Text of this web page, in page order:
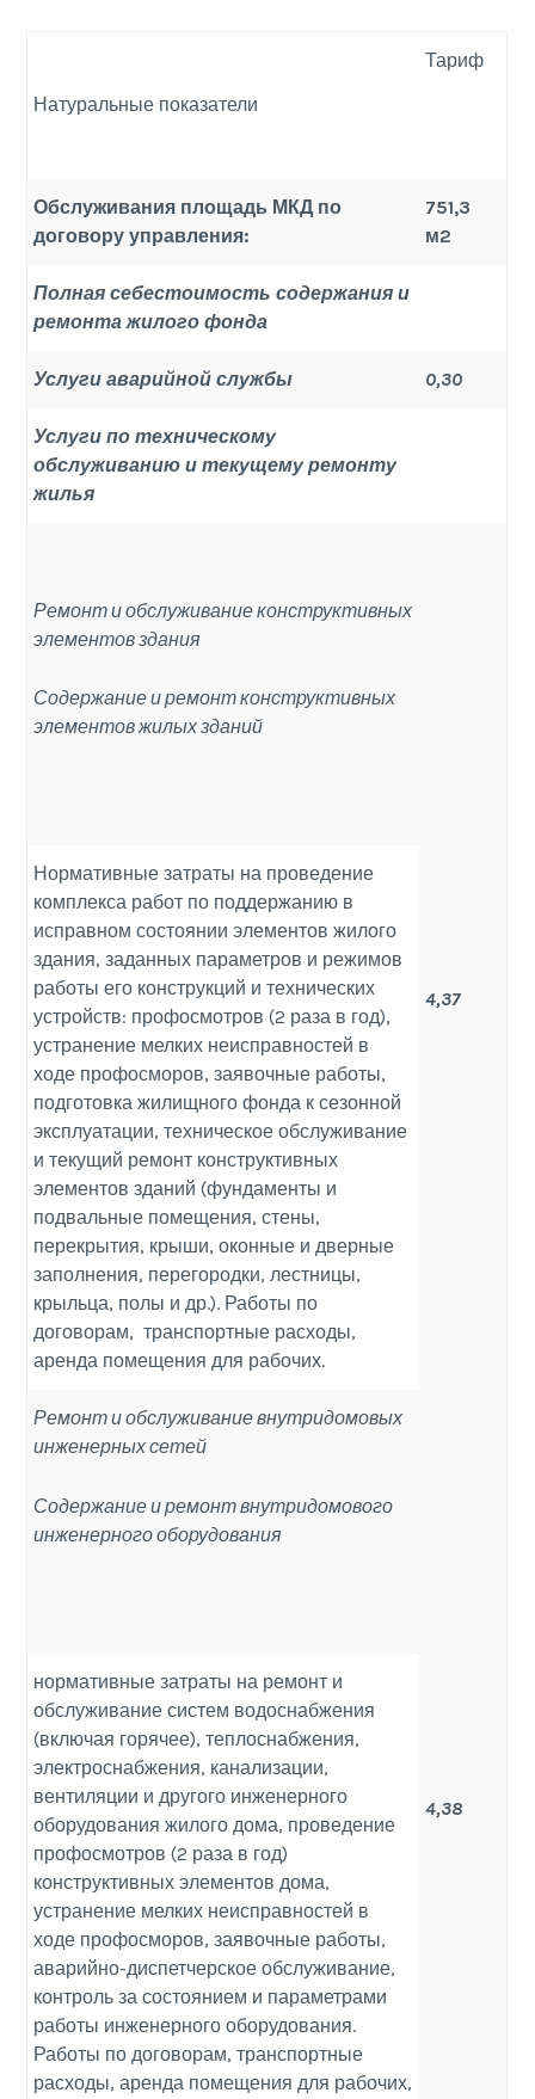
Натуральные показатели
Тариф
Обслуживания площадь МКД по
договору управления:
751,3
м2
Полная себестоимость содержания и
ремонта жилого фонда
Услуги аварийной службы 0,30
Услуги по техническому
обслуживанию и текущему ремонту
жилья
Ремонт и обслуживание конструктивных
элементов здания
Содержание и ремонт конструктивных
элементов жилых зданий
4,37
Нормативные затраты на проведение
комплекса работ по поддержанию в
исправном состоянии элементов жилого
здания, заданных параметров и режимов
работы его конструкций и технических
устройств: профосмотров (2 раза в год),
устранение мелких неисправностей в
ходе профосморов, заявочные работы,
подготовка жилищного фонда к сезонной
эксплуатации, техническое обслуживание
и текущий ремонт конструктивных
элементов зданий (фундаменты и
подвальные помещения, стены,
перекрытия, крыши, оконные и дверные
заполнения, перегородки, лестницы,
крыльца, полы и др.). Работы по
договорам, транспортные расходы,
аренда помещения для рабочих.
Ремонт и обслуживание внутридомовых
инженерных сетей
Содержание и ремонт внутридомового
инженерного оборудования
4,38
нормативные затраты на ремонт и
обслуживание систем водоснабжения
(включая горячее), теплоснабжения,
электроснабжения, канализации,
вентиляции и другого инженерного
оборудования жилого дома, проведение
профосмотров (2 раза в год)
конструктивных элементов дома,
устранение мелких неисправностей в
ходе профосморов, заявочные работы,
аварийно-диспетчерское обслуживание,
контроль за состоянием и параметрами
работы инженерного оборудования.
Работы по договорам, транспортные
расходы, аренда помещения для рабочих,